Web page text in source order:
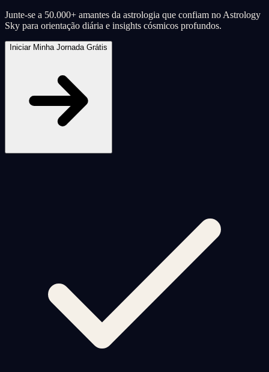
Junte-se a 50.000+ amantes da astrologia que confiam no Astrology
Sky para orientação diária e insights cósmicos profundos.
Iniciar Minha Jornada Grátis